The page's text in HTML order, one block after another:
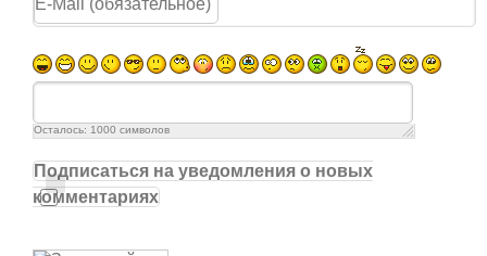
Осталось: 1000 символов
Подписаться на уведомления о новых
комментариях